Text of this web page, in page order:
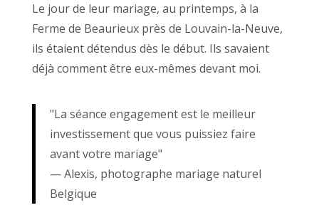
Le jour de leur mariage, au printemps, à la
Ferme de Beaurieux près de Louvain-la-Neuve,
ils étaient détendus dès le début. Ils savaient
déjà comment être eux-mêmes devant moi.
"La séance engagement est le meilleur
investissement que vous puissiez faire
avant votre mariage"
— Alexis, photographe mariage naturel
Belgique